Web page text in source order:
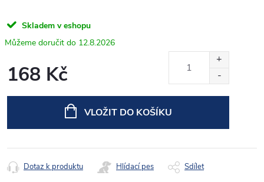
Skladem v eshopu
12.8.2026
168 Kč
VLOŽIT DO KOŠÍKU
Dotaz k produktu Hlídací pes Sdílet